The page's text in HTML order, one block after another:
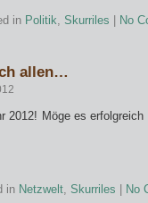
in Politik, Skurriles No
allen…
2012! Möge es erfolgreich
in Netzwelt, Skurriles No